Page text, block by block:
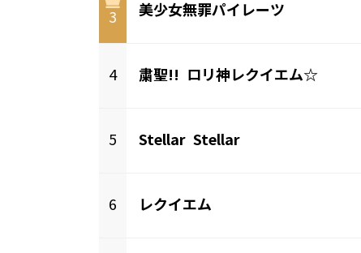
3
美少女無罪パイレーツ
4 粛聖!! ロリ神レクイエム☆
5 Stellar Stellar
6 レクイエム